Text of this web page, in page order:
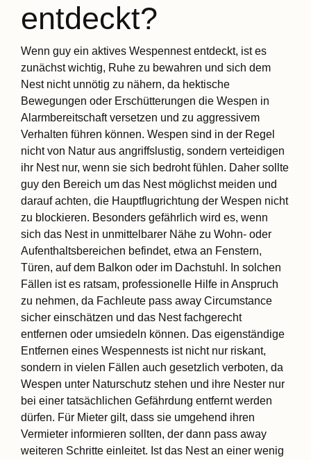
entdeckt?
Wenn guy ein aktives Wespennest entdeckt, ist es
zunächst wichtig, Ruhe zu bewahren und sich dem
Nest nicht unnötig zu nähern, da hektische
Bewegungen oder Erschütterungen die Wespen in
Alarmbereitschaft versetzen und zu aggressivem
Verhalten führen können. Wespen sind in der Regel
nicht von Natur aus angriffslustig, sondern verteidigen
ihr Nest nur, wenn sie sich bedroht fühlen. Daher sollte
guy den Bereich um das Nest möglichst meiden und
darauf achten, die Hauptflugrichtung der Wespen nicht
zu blockieren. Besonders gefährlich wird es, wenn
sich das Nest in unmittelbarer Nähe zu Wohn- oder
Aufenthaltsbereichen befindet, etwa an Fenstern,
Türen, auf dem Balkon oder im Dachstuhl. In solchen
Fällen ist es ratsam, professionelle Hilfe in Anspruch
zu nehmen, da Fachleute pass away Circumstance
sicher einschätzen und das Nest fachgerecht
entfernen oder umsiedeln können. Das eigenständige
Entfernen eines Wespennests ist nicht nur riskant,
sondern in vielen Fällen auch gesetzlich verboten, da
Wespen unter Naturschutz stehen und ihre Nester nur
bei einer tatsächlichen Gefährdung entfernt werden
dürfen. Für Mieter gilt, dass sie umgehend ihren
Vermieter informieren sollten, der dann pass away
weiteren Schritte einleitet. Ist das Nest an einer wenig